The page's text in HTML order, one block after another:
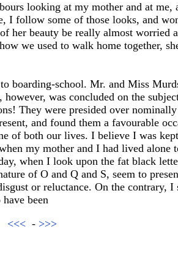
looking at my mother and at me,
I follow some of those looks, and
her beauty be really almost worried
we used to walk home together,
boarding-school. Mr. and Miss
was concluded on the
They were presided over
and found them a favourable
of both our lives. I believe I was
my mother and I had lived alone
when I look upon the fat black
of O and Q and S, seem to
or reluctance. On the contrary, I
been
<<< - >>>